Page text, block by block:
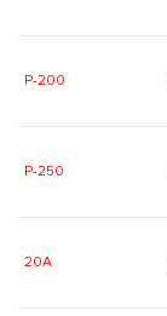
P-200
P-250
20A